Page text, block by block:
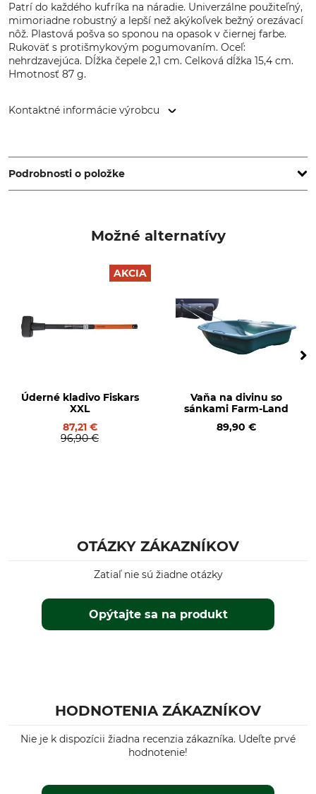
Patrí do každého kufríka na náradie. Univerzálne použiteľný,
mimoriadne robustný a lepší než akýkoľvek bežný orezávací
nôž. Plastová pošva so sponou na opasok v čiernej farbe.
Rukoväť s protišmykovým pogumovaním. Oceľ:
nehrdzavejúca. Dĺžka čepele 2,1 cm. Celková dĺžka 15,4 cm.
Hmotnosť 87 g.
Kontaktné informácie výrobcu
www.morakniv.se
Podrobnosti o položke
Možné alternatívy
AKCIA
Úderné kladivo Fiskars
XXL
87,21 €
96,90 €
Vaňa na divinu so
sánkami Farm-Land
89,90 €
OTÁZKY ZÁKAZNÍKOV
Opýtajte sa na produkt
Zatiaľ nie sú žiadne otázky
HODNOTENIA ZÁKAZNÍKOV
Nie je k dispozícii žiadna recenzia zákazníka. Udeľte prvé
hodnotenie!